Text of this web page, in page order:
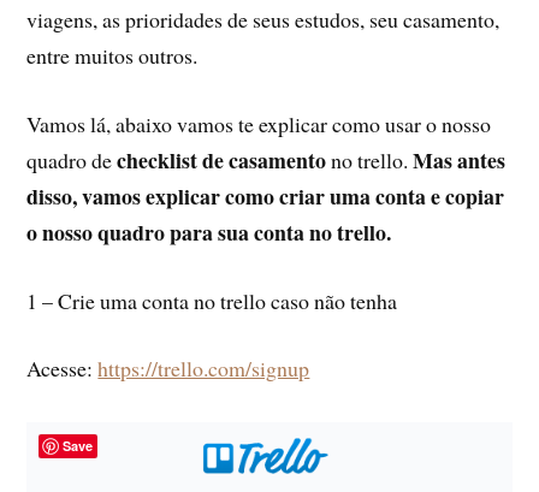
viagens, as prioridades de seus estudos, seu casamento,
entre muitos outros.
Vamos lá, abaixo vamos te explicar como usar o nosso
quadro dechecklist de casamentono trello.Mas antes
disso, vamos explicar como criar uma conta e copiar
o nosso quadro para sua conta no trello.
1 – Crie uma conta no trello caso não tenha
Acesse:https://trello.com/signup
Save